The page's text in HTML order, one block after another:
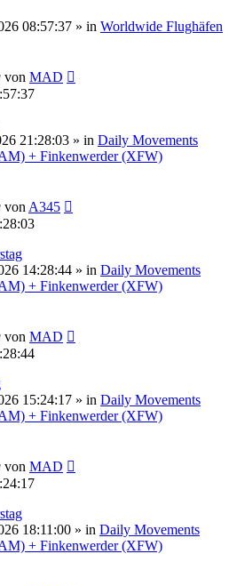
08:57:37 » in Worldwide Flughäfen
von MAD
21:28:03 » in Daily Movements
+ Finkenwerder (XFW)
von A345
14:28:44 » in Daily Movements
+ Finkenwerder (XFW)
von MAD
15:24:17 » in Daily Movements
+ Finkenwerder (XFW)
von MAD
18:11:00 » in Daily Movements
+ Finkenwerder (XFW)